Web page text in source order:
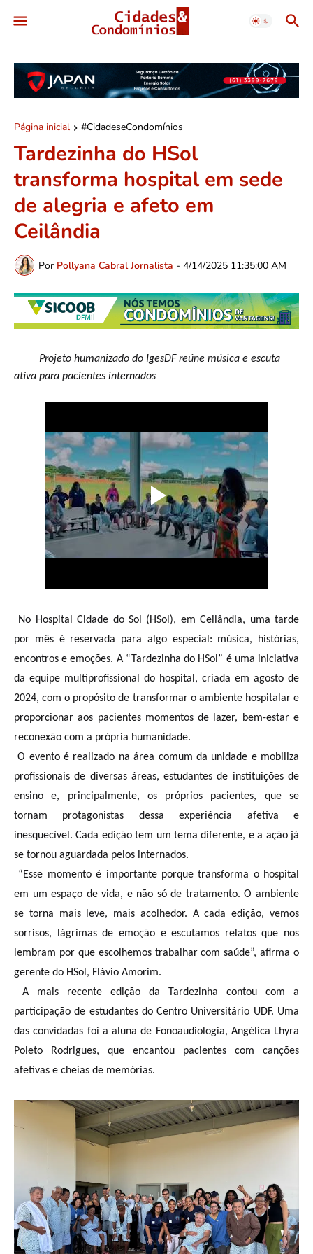
Página inicial #CidadeseCondomínios
Tardezinha do HSol
transforma hospital em sede
de alegria e afeto em
Ceilândia
Por Pollyana Cabral Jornalista - 4/14/2025 11:35:00 AM
Projeto humanizado do IgesDF reúne música e escuta
ativa para pacientes internados
No Hospital Cidade do Sol (HSol), em Ceilândia, uma tarde
por mês é reservada para algo especial: música, histórias,
encontros e emoções. A “Tardezinha do HSol” é uma iniciativa
da equipe multiprofissional do hospital, criada em agosto de
2024, com o propósito de transformar o ambiente hospitalar e
proporcionar aos pacientes momentos de lazer, bem-estar e
reconexão com a própria humanidade.
O evento é realizado na área comum da unidade e mobiliza
profissionais de diversas áreas, estudantes de instituições de
ensino e, principalmente, os próprios pacientes, que se
tornam protagonistas dessa experiência afetiva e
inesquecível. Cada edição tem um tema diferente, e a ação já
se tornou aguardada pelos internados.
“Esse momento é importante porque transforma o hospital
em um espaço de vida, e não só de tratamento. O ambiente
se torna mais leve, mais acolhedor. A cada edição, vemos
sorrisos, lágrimas de emoção e escutamos relatos que nos
lembram por que escolhemos trabalhar com saúde”, afirma o
gerente do HSol, Flávio Amorim.
A mais recente edição da Tardezinha contou com a
participação de estudantes do Centro Universitário UDF. Uma
das convidadas foi a aluna de Fonoaudiologia, Angélica Lhyra
Poleto Rodrigues, que encantou pacientes com canções
afetivas e cheias de memórias.